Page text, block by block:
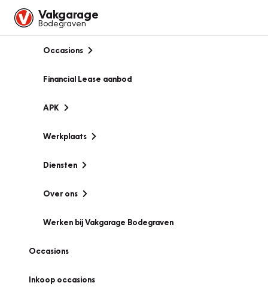
Vakgarage
Bodegraven
Occasions
Financial Lease aanbod
APK
Werkplaats
Diensten
Over ons
Werken bij Vakgarage Bodegraven
Occasions
Inkoop occasions